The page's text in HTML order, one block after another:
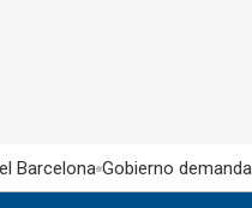
Barcelona Gobierno